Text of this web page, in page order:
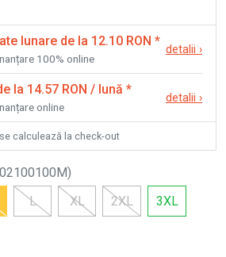
lunare de la 12.10 RON *
100% online
detalii ›
la 14.57 RON / lună *
online
detalii ›
calculează la check-out
)
L XL 2XL 3XL